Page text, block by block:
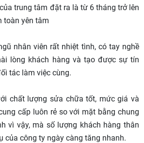
trung tâm đặt ra là từ 6 tháng trở lên
toàn yên tâm
nhân viên rất nhiệt tình, có tay nghề
lòng khách hàng và tạo được sự tín
tác làm việc cùng.
chất lượng sửa chữa tốt, mức giá và
cấp luôn rẻ so với mặt bằng chung
vì vậy, mà số lượng khách hàng thân
của công ty ngày càng tăng nhanh.